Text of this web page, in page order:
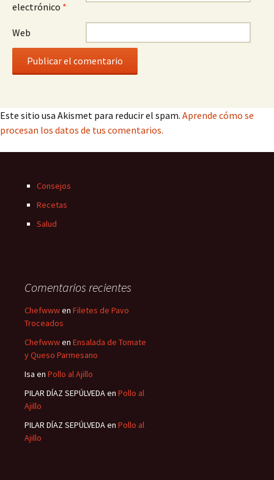
electrónico *
Web
Este sitio usa Akismet para reducir el spam. Aprende cómo se
procesan los datos de tus comentarios.
Consejos
Recetas
Salud
Comentarios recientes
Chefwwwen Filetes de Pavo
Troceados
Chefwwwen Ensalada de Tomate
y Queso Parmesano
Isa en Pollo al Ajillo
PILAR DÍAZ SEPÚLVEDAen Pollo al
Ajillo
PILAR DÍAZ SEPÚLVEDAen Pollo al
Ajillo